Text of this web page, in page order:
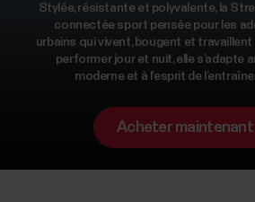
Stylée, résistante et polyvalente, la
connectée sport pensée pour les
urbains qui vivent, bougent et travaillent
performer jour et nuit, elle s’adapte
moderne et à l’esprit de
Acheter maintenant